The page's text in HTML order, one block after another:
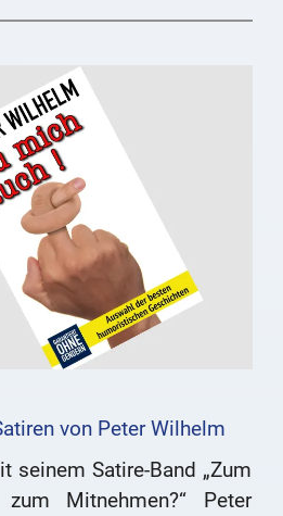
von Peter Wilhelm
seinem Satire-Band „Zum
Mitnehmen?“ Peter